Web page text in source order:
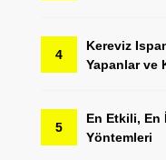
4
Kereviz
Yapanlar ve
5
En Etkili, En
Yöntemleri